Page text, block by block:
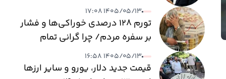
۱۴۰۵/۰۵/۱۳ ۱۷:۰۸
تورم ۱۲۸ درصدی خوراکی‌ها و فشار
بر سفره مردم/ چرا گرانی تمام
نمی‌شود؟
۱۴۰۵/۰۵/۱۳ ۱۶:۵۸
قیمت جدید دلار، یورو و سایر ارزها